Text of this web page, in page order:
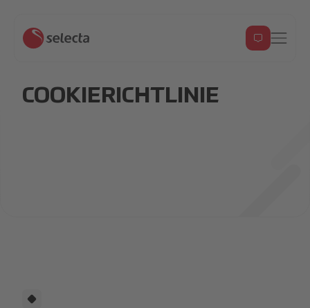
COOKIERICHTLINIE